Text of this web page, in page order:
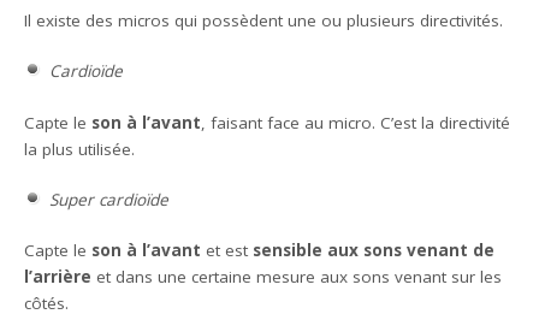
Il existe des micros qui possèdent une ou plusieurs directivités.
Cardioïde
Capte le son à l’avant , faisant face au micro. C’est la directivité
la plus utilisée.
Super cardioïde
Capte le son à l’avant et est sensible aux sons venant de
l’arrière et dans une certaine mesure aux sons venant sur les
côtés.